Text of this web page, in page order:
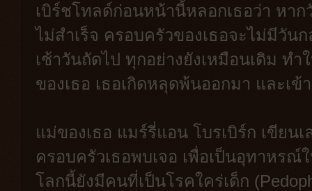
เบิร์ชโทลด์ก่อนหน้านี้หลอกเธอว่า หาก
ไม่สำเร็จ ครอบครัวของเธอจะไม่มีวั
เช้าวันถัดไป ทุกอย่างยังเหมือนเดิม ท
ของเธอ เธอเกิดหลุดพ้นออกมา และเข้
แม่ของเธอ แมร์รี่แอน โบรเบิร์ก เขียน
ครอบครัวเธอพบเจอ เพื่อเป็นอุทาหรณ์
โลกนี้ยังมีคนที่เป็นโรคใคร่เด็ก